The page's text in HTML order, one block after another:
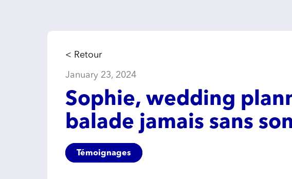
< Retour
January 23, 2024
Sophie, wedding
balade jamais sans
Témoignages